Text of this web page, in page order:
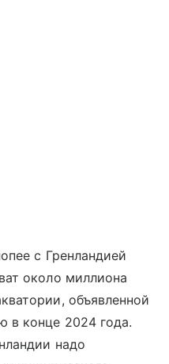
с Гренландией
около миллиона
объявленной
в конце 2024 года.
надо